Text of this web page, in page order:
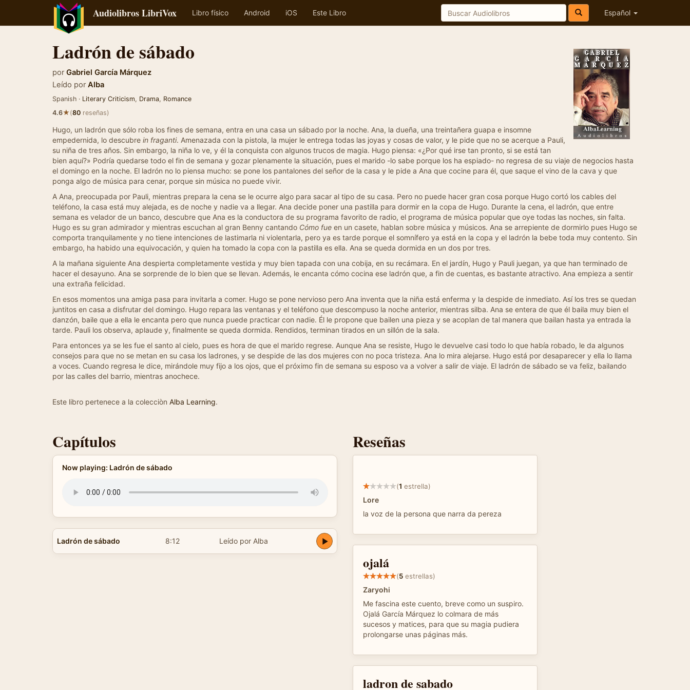
Audiolibros LibriVox Libro físico Android iOS Este Libro Español
Ladrón de sábado
por Gabriel García Márquez
Leído por Alba
Spanish · Literary Criticism, Drama, Romance
4.6★(80 reseñas)
Hugo, un ladrón que sólo roba los fines de semana, entra en una casa un sábado por la noche. Ana, la dueña, una treintañera guapa e insomne
empedernida, lo descubre in fraganti. Amenazada con la pistola, la mujer le entrega todas las joyas y cosas de valor, y le pide que no se acerque a Pauli,
su niña de tres años. Sin embargo, la niña lo ve, y él la conquista con algunos trucos de magia. Hugo piensa: «¿Por qué irse tan pronto, si se está tan
bien aquí?» Podría quedarse todo el fin de semana y gozar plenamente la situación, pues el marido -lo sabe porque los ha espiado- no regresa de su viaje de negocios hasta
el domingo en la noche. El ladrón no lo piensa mucho: se pone los pantalones del señor de la casa y le pide a Ana que cocine para él, que saque el vino de la cava y que
ponga algo de música para cenar, porque sin música no puede vivir.
A Ana, preocupada por Pauli, mientras prepara la cena se le ocurre algo para sacar al tipo de su casa. Pero no puede hacer gran cosa porque Hugo cortó los cables del
teléfono, la casa está muy alejada, es de noche y nadie va a llegar. Ana decide poner una pastilla para dormir en la copa de Hugo. Durante la cena, el ladrón, que entre
semana es velador de un banco, descubre que Ana es la conductora de su programa favorito de radio, el programa de música popular que oye todas las noches, sin falta.
Hugo es su gran admirador y mientras escuchan al gran Benny cantando Cómo fue en un casete, hablan sobre música y músicos. Ana se arrepiente de dormirlo pues Hugo se
comporta tranquilamente y no tiene intenciones de lastimarla ni violentarla, pero ya es tarde porque el somnífero ya está en la copa y el ladrón la bebe toda muy contento. Sin
embargo, ha habido una equivocación, y quien ha tomado la copa con la pastilla es ella. Ana se queda dormida en un dos por tres.
A la mañana siguiente Ana despierta completamente vestida y muy bien tapada con una cobija, en su recámara. En el jardín, Hugo y Pauli juegan, ya que han terminado de
hacer el desayuno. Ana se sorprende de lo bien que se llevan. Además, le encanta cómo cocina ese ladrón que, a fin de cuentas, es bastante atractivo. Ana empieza a sentir
una extraña felicidad.
En esos momentos una amiga pasa para invitarla a comer. Hugo se pone nervioso pero Ana inventa que la niña está enferma y la despide de inmediato. Así los tres se quedan
juntitos en casa a disfrutar del domingo. Hugo repara las ventanas y el teléfono que descompuso la noche anterior, mientras silba. Ana se entera de que él baila muy bien el
danzón, baile que a ella le encanta pero que nunca puede practicar con nadie. Él le propone que bailen una pieza y se acoplan de tal manera que bailan hasta ya entrada la
tarde. Pauli los observa, aplaude y, finalmente se queda dormida. Rendidos, terminan tirados en un sillón de la sala.
Para entonces ya se les fue el santo al cielo, pues es hora de que el marido regrese. Aunque Ana se resiste, Hugo le devuelve casi todo lo que había robado, le da algunos
consejos para que no se metan en su casa los ladrones, y se despide de las dos mujeres con no poca tristeza. Ana lo mira alejarse. Hugo está por desaparecer y ella lo llama
a voces. Cuando regresa le dice, mirándole muy fijo a los ojos, que el próximo fin de semana su esposo va a volver a salir de viaje. El ladrón de sábado se va feliz, bailando
por las calles del barrio, mientras anochece.
Este libro pertenece a la colecciòn Alba Learning.
Capítulos
Now playing: Ladrón de sábado
Ladrón de sábado 8:12 Leído por Alba
Reseñas
(1 estrella)
Lore
la voz de la persona que narra da pereza
ojalá
(5 estrellas)
Zaryohi
Me fascina este cuento, breve como un suspiro.
Ojalá García Márquez lo colmara de más
sucesos y matices, para que su magia pudiera
prolongarse unas páginas más.
ladron de sabado